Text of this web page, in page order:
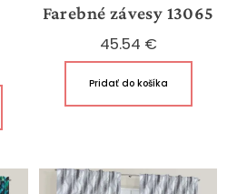
Farebné závesy 13065
45.54 €
Pridať do košíka